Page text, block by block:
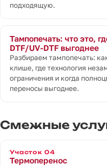
подходящую.
Тампопечать: что это,
DTF/UV-DTF выгоднее
Разбираем тампопечать:
клише, где технология
ограничения и когда
переносы выгоднее.
Смежные
Участок 04
Термоперенос